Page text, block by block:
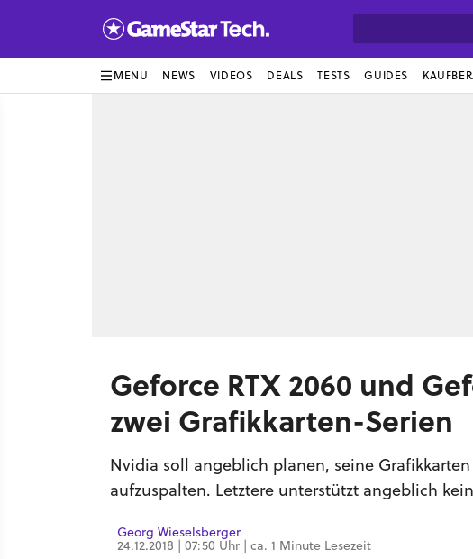
MENU NEWS VIDEOS DEALS TESTS GUIDES
Geforce RTX 2060 und
zwei Grafikkarten-Serien
Nvidia soll angeblich planen, seine
aufzuspalten. Letztere unterstützt angeblich
Georg Wieselsberger
24.12.2018 | 07:50 Uhr | ca. 1 Minute Lesezeit